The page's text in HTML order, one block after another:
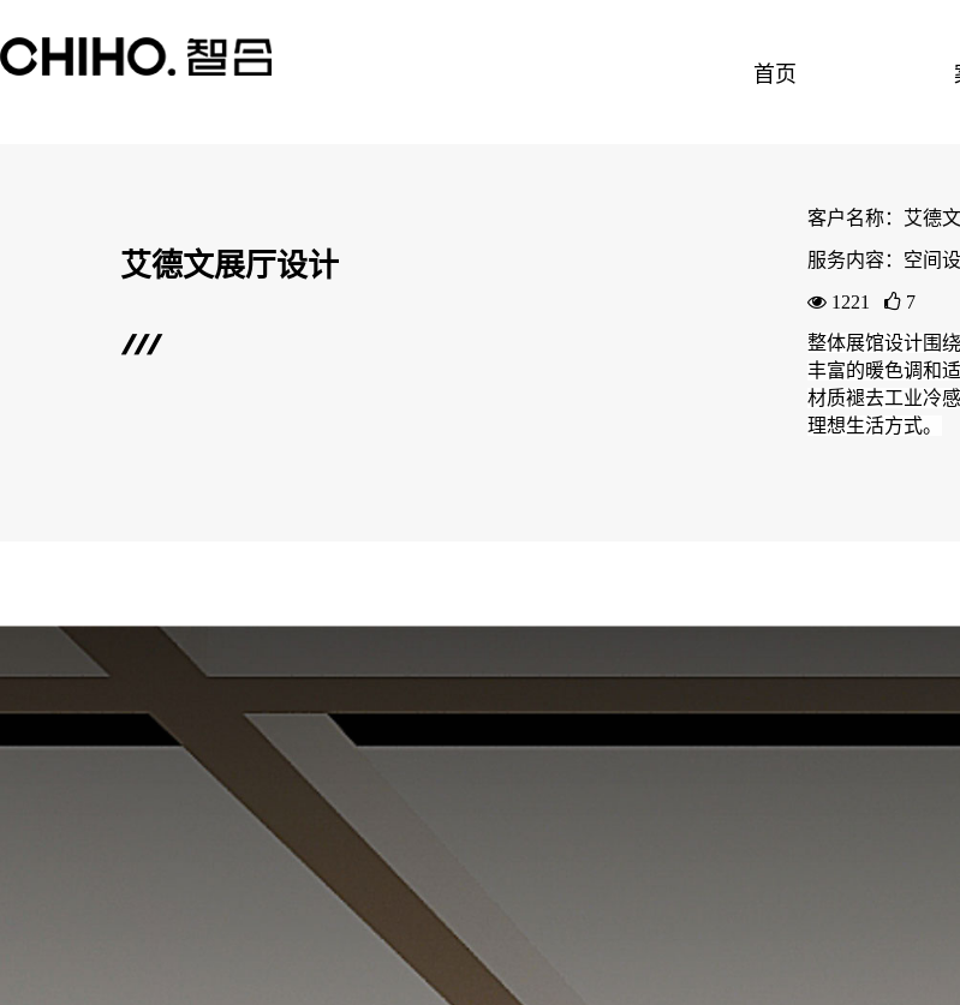
首页
艾德文展厅设计
客户名称：艾德文
服务内容：空间
1221
7
整体展馆设计围
丰富的暖色调和
材质褪去工业冷
理想生活方式。